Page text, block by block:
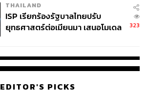
THAILAND
ISP เรียกร้องรัฐบาลไทยปรับ
ยุทธศาสตร์ต่อเมียนมา เสนอโมเดล
323
EDITOR'S PICKS